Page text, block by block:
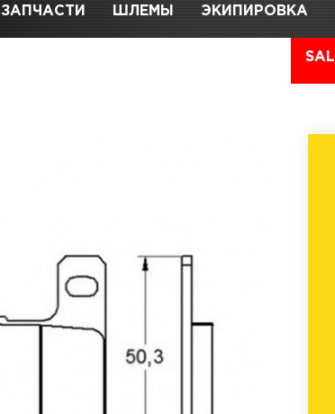
ЗАПЧАСТИ ШЛЕМЫ ЭКИПИРОВКА